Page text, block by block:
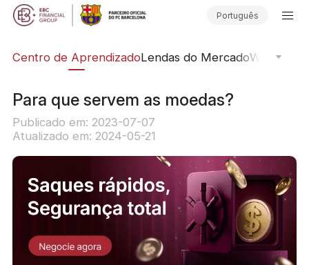
Português
Centro de AprendizadoLendas do MercadoWebinars
Para que servem as moedas?
Publicado em: 2023-07-07
Atualizado em: 2024-05-21